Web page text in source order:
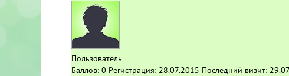
Пользователь
Баллов: 0 Регистрация: 28.07.2015 Последний визит: